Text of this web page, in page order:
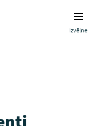
Izvēlne